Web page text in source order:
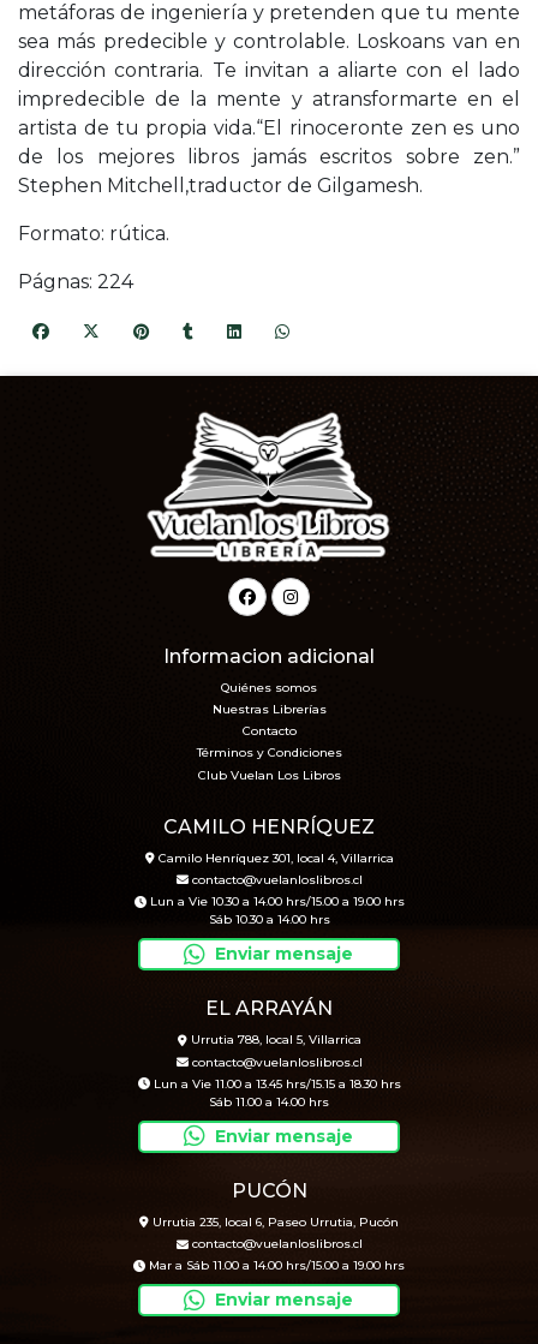
metáforas de ingeniería y pretenden que tu mente
sea más predecible y controlable. Loskoans van en
dirección contraria. Te invitan a aliarte con el lado
impredecible de la mente y atransformarte en el
artista de tu propia vida.“El rinoceronte zen es uno
de los mejores libros jamás escritos sobre zen.”
Stephen Mitchell,traductor de Gilgamesh.
Formato: rútica.
Págnas: 224
Informacion adicional
Quiénes somos
Nuestras Librerías
Contacto
Términos y Condiciones
Club Vuelan Los Libros
CAMILO HENRÍQUEZ
Camilo Henríquez 301, local 4, Villarrica
contacto@vuelanloslibros.cl
Lun a Vie 10.30 a 14.00 hrs/15.00 a 19.00 hrs
Sáb 10.30 a 14.00 hrs
Enviar mensaje
EL ARRAYÁN
Urrutia 788, local 5, Villarrica
contacto@vuelanloslibros.cl
Lun a Vie 11.00 a 13.45 hrs/15.15 a 18.30 hrs
Sáb 11.00 a 14.00 hrs
Enviar mensaje
PUCÓN
Urrutia 235, local 6, Paseo Urrutia, Pucón
contacto@vuelanloslibros.cl
Mar a Sáb 11.00 a 14.00 hrs/15.00 a 19.00 hrs
Enviar mensaje